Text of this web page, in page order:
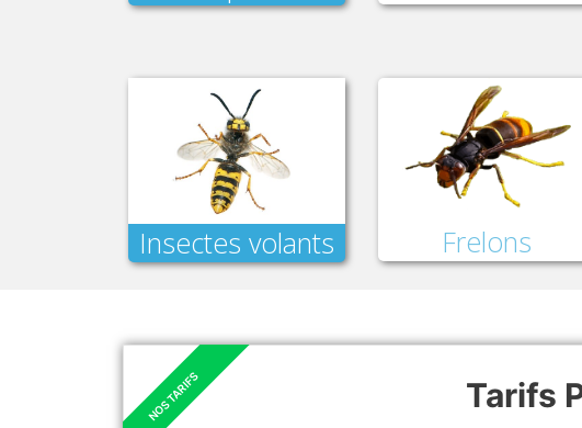
Insectes volants Frelons
Tarifs